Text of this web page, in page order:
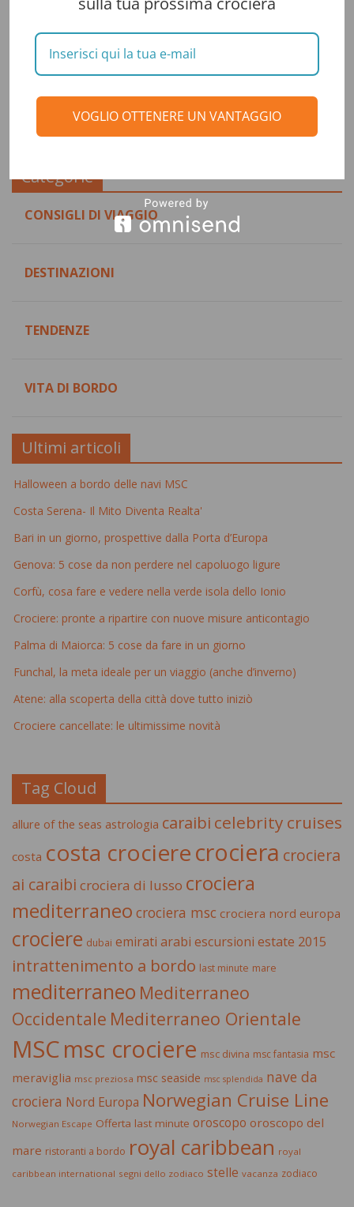
Categorie
CONSIGLI DI VIAGGIO
DESTINAZIONI
TENDENZE
VITA DI BORDO
Ultimi articoli
Halloween a bordo delle navi MSC
Costa Serena- Il Mito Diventa Realta'
Bari in un giorno, prospettive dalla Porta d’Europa
Genova: 5 cose da non perdere nel capoluogo ligure
Corfù, cosa fare e vedere nella verde isola dello Ionio
Crociere: pronte a ripartire con nuove misure anticontagio
Palma di Maiorca: 5 cose da fare in un giorno
Funchal, la meta ideale per un viaggio (anche d’inverno)
Atene: alla scoperta della città dove tutto iniziò
Crociere cancellate: le ultimissime novità
Tag Cloud
allure of the seas astrologia caraibi celebrity cruises
costa costa crocierecrociera crociera
ai caraibi crociera di lusso crociera
mediterraneo crociera msc crociera nord europa
crociere dubai emirati arabi escursioni estate 2015
intrattenimento a bordo last minute mare
mediterraneo Mediterraneo
Occidentale Mediterraneo Orientale
MSCmsc crociere msc divina msc fantasia msc
meraviglia msc preziosa msc seaside msc splendida nave da
crociera Nord Europa Norwegian Cruise Line
Norwegian Escape Offerta last minute oroscopo oroscopo del
mare ristoranti a bordo royal caribbean royal
caribbean international segni dello zodiaco stelle vacanza zodiaco
VOGLIO OTTENERE UN VANTAGGIO